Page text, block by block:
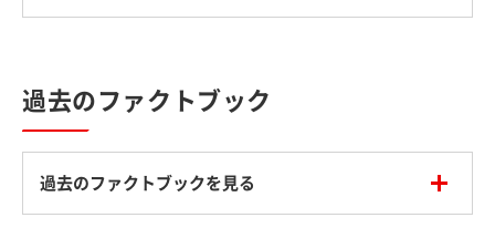
過去のファクトブック
過去のファクトブックを見る